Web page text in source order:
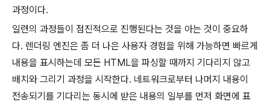
과정이다.
일련의 과정들이 점진적으로 진행된다는 것을 아는 것이 중요하
다. 렌더링 엔진은 좀 더 나은 사용자 경험을 위해 가능하면 빠르게
내용을 표시하는데 모든 HTML을 파싱할 때까지 기다리지 않고
배치와 그리기 과정을 시작한다. 네트워크로부터 나머지 내용이
전송되기를 기다리는 동시에 받은 내용의 일부를 먼저 화면에 표